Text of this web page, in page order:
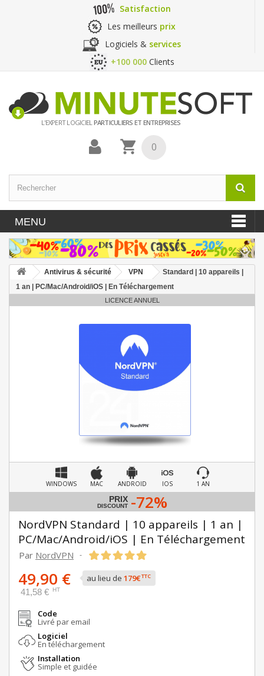
Satisfaction
Les meilleurs prix
Logiciels & services
+100 000 Clients
L'EXPERT LOGICIELPARTICULIERS ET ENTREPRISES
0
MENU
Antivirus & sécurité VPN
Standard | 10 appareils |
1 an | PC/Mac/Android/iOS | En Téléchargement
LICENCE ANNUEL
WINDOWS MAC ANDROID IOS 1 AN
PRIX
DISCOUNT -72%
NordVPN Standard | 10 appareils | 1 an |
PC/Mac/Android/iOS | En Téléchargement
Par NordVPN -
49,90 € au lieu de 179€TTC
41,58 € HT
Code
Livré par email
Logiciel
En téléchargement
Installation
Simple et guidée